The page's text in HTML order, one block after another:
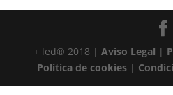
+ led® 2018 |Aviso Legal |
Política de cookies|